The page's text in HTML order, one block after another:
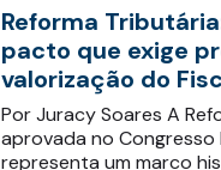
Reforma
pacto que exige
valorização do
Por Juracy Soares A
aprovada no Congresso
representa um marco